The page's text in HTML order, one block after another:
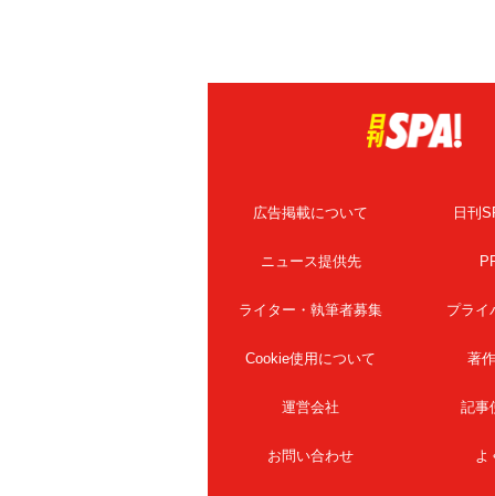
広告掲載について 日刊
ニュース提供先
ライター・執筆者募集 プライ
Cookie使用について 著
運営会社 記事
お問い合わせ よ